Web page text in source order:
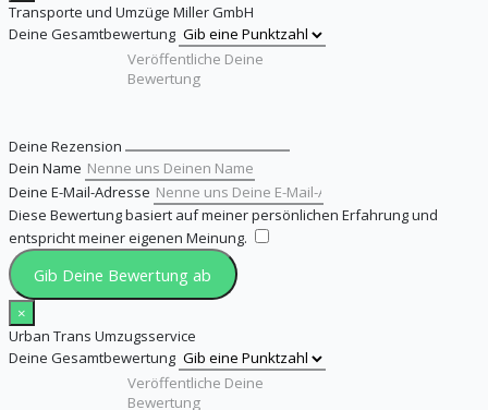
Transporte und Umzüge Miller GmbH
Deine Gesamtbewertung
Deine Rezension
Dein Name
Deine E-Mail-Adresse
Diese Bewertung basiert auf meiner persönlichen Erfahrung und
entspricht meiner eigenen Meinung.
Gib Deine Bewertung ab
×
Urban Trans Umzugsservice
Deine Gesamtbewertung